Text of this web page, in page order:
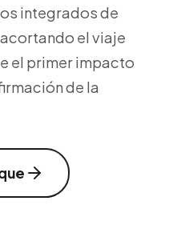
integrados de
el viaje
el primer impacto
de la